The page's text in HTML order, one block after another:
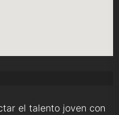
el talento joven con